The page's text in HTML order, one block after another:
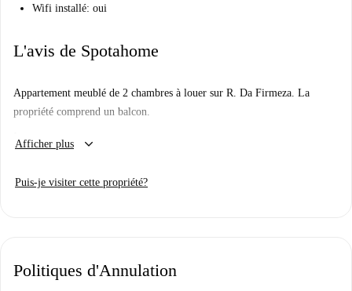
Wifi installé: oui
L'avis de Spotahome
Appartement meublé de 2 chambres à louer sur R. Da Firmeza. La
propriété comprend un balcon.
Important:
Afficher plus keyboard_arrow_down
Puis-je visiter cette propriété?
Politiques d'Annulation